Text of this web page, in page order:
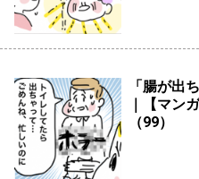
「腸が出
｜【マン
（99）